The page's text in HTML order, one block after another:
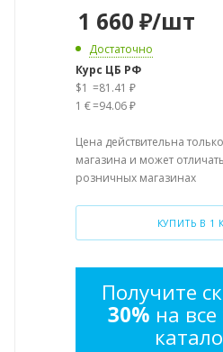
1 660 ₽/шт
Достаточно
Курс ЦБ РФ
$1 =81.41 ₽
1 €=94.06 ₽
Цена действительна
магазина и может
розничных магазинах
КУПИТЬ В 1
Получите
30% на